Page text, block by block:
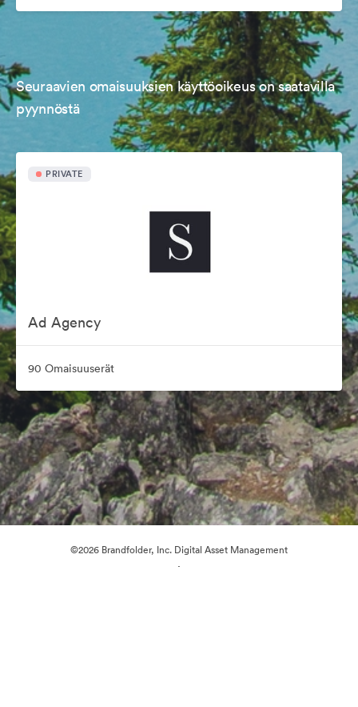
Seuraavien omaisuuksien käyttöoikeus on saatavilla
pyynnöstä
PRIVATE
Ad Agency
90 Omaisuuserät
©2026 Brandfolder, Inc. Digital Asset Management
·